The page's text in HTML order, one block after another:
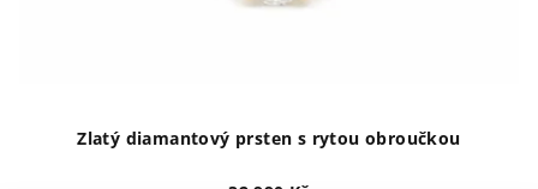
Zlatý diamantový prsten s rytou obroučkou